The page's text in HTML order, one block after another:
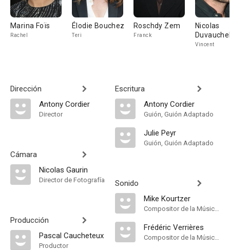
Marina Foïs
Rachel
Élodie Bouchez
Teri
Roschdy Zem
Franck
Nicolas
Vincent
Dirección
Antony Cordier
Director
Cámara
Nicolas Gaurin
Director de Fotografía
Producción
Pascal Caucheteux
Productor
Escritura
Antony Cordier
Guión, Guión Adaptado
Julie Peyr
Guión, Guión Adaptado
Sonido
Mike Kourtzer
Compositor de la Música Original
Frédéric Verrières
Compositor de la Música Original